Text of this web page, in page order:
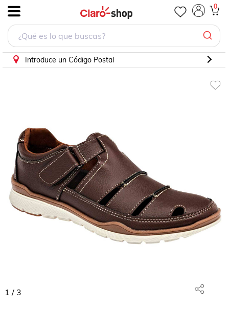
0
Introduce un Código Postal
1 / 3